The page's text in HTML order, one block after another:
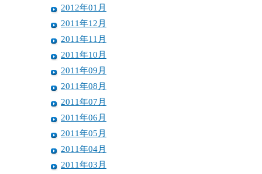
2012年01月
2011年12月
2011年11月
2011年10月
2011年09月
2011年08月
2011年07月
2011年06月
2011年05月
2011年04月
2011年03月